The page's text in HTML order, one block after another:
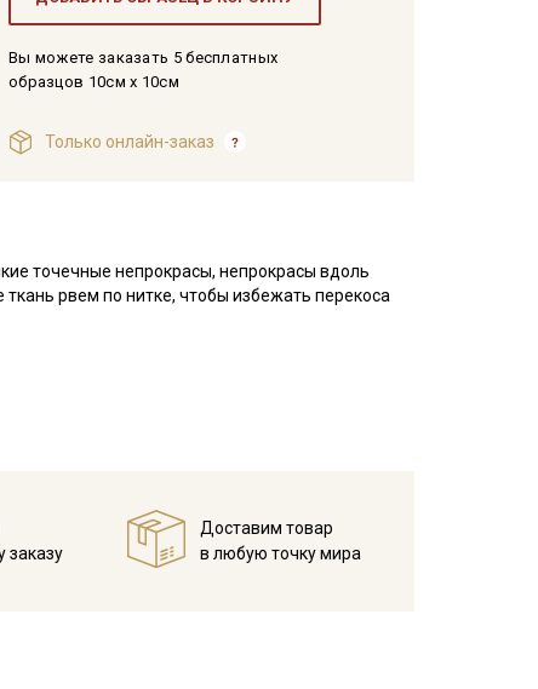
Вы можете заказать 5 бесплатных
образцов 10см x 10см
Только онлайн-заказ
точечные непрокрасы, непрокрасы вдоль
рвем по нитке, чтобы избежать перекоса
подходит для пошива постельного, домашней
легких занавесок, в качестве подкладочного
заказу
Доставим товар
в любую точку мира